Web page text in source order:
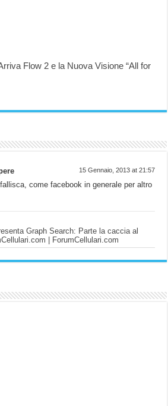
Flow 2 e la Nuova Visione “All for
15 Gennaio, 2013 at 21:57
come facebook in generale per altro
Graph Search: Parte la caccia al
| ForumCellulari.com